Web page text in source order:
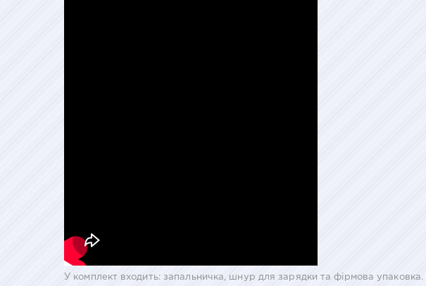
У комплект входить: запальничка, шнур для зарядки та фірмова упаковка.